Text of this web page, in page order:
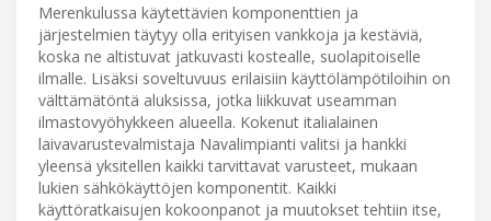
Merenkulussa käytettävien komponenttien ja
järjestelmien täytyy olla erityisen vankkoja ja kestäviä,
koska ne altistuvat jatkuvasti kostealle, suolapitoiselle
ilmalle. Lisäksi soveltuvuus erilaisiin käyttölämpötiloihin on
välttämätöntä aluksissa, jotka liikkuvat useamman
ilmastovyöhykkeen alueella. Kokenut italialainen
laivavarustevalmistaja Navalimpianti valitsi ja hankki
yleensä yksitellen kaikki tarvittavat varusteet, mukaan
lukien sähkökäyttöjen komponentit. Kaikki
käyttöratkaisujen kokoonpanot ja muutokset tehtiin itse,